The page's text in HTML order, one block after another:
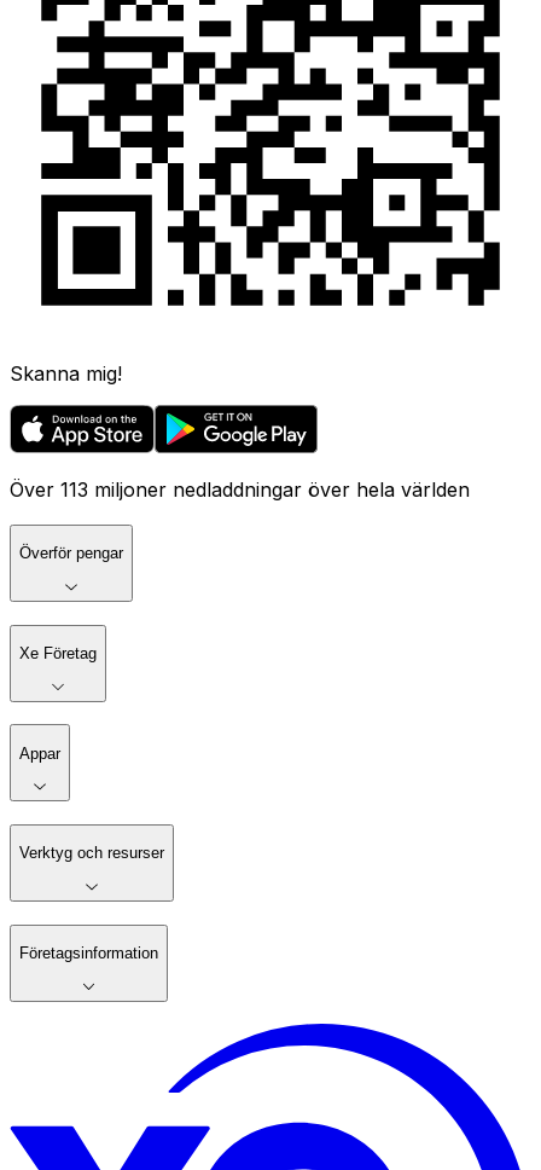
Skanna mig!
Över 113 miljoner nedladdningar över hela världen
Överför pengar
Xe Företag
Appar
Verktyg och resurser
Företagsinformation